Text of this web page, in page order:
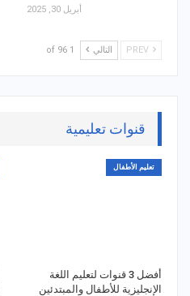
أبريل 30, 2025
التالي 1 of 96
قنوات تعليمية
تعليم الأطفال
أفضل 3 قنوات لتعليم اللغة
الإنجليزية للأطفال والمبتدئين